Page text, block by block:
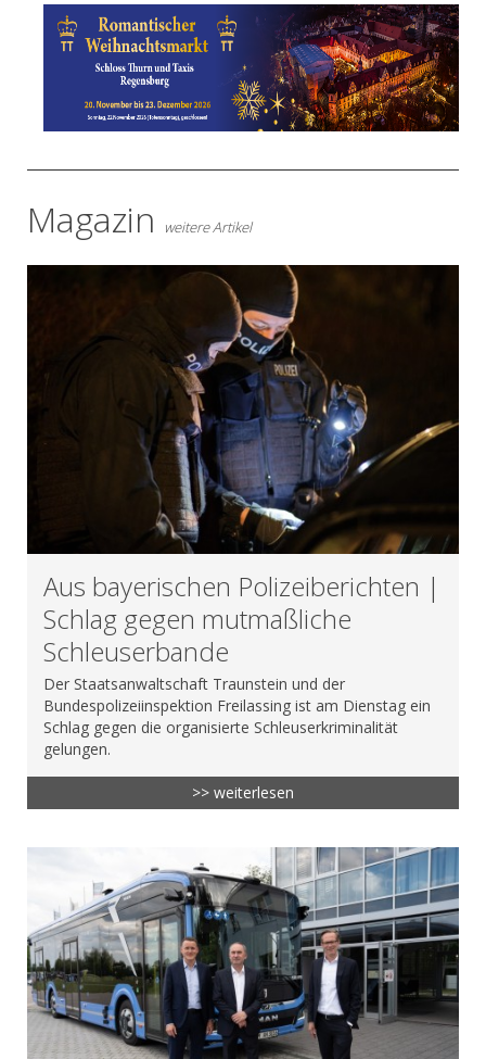
- Anzeige -
Magazin weitere Artikel
Aus bayerischen Polizeiberichten |
Schlag gegen mutmaßliche
Schleuserbande
Der Staatsanwaltschaft Traunstein und der
Bundespolizeiinspektion Freilassing ist am Dienstag ein
Schlag gegen die organisierte Schleuserkriminalität
gelungen.
>> weiterlesen